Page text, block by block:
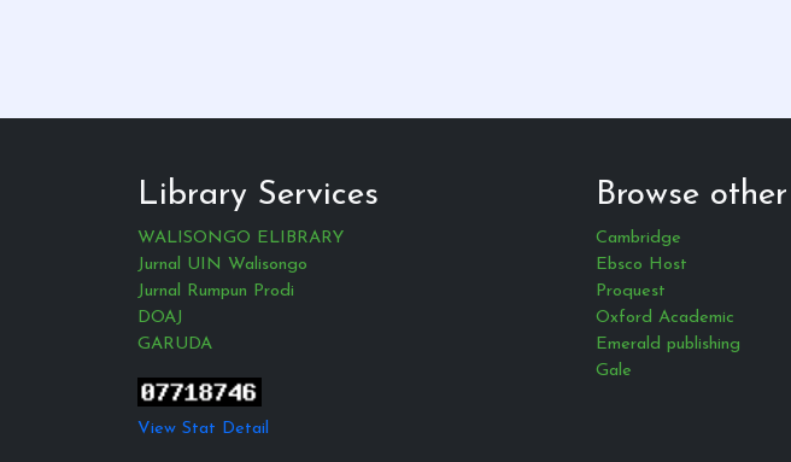
Library Services
WALISONGO ELIBRARY
Jurnal UIN Walisongo
Jurnal Rumpun Prodi
DOAJ
GARUDA
View Stat Detail
Browse
Cambridge
Ebsco Host
Proquest
Oxford Academic
Emerald publishing
Gale